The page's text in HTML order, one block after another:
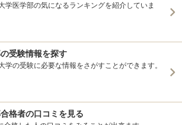
学医学部の気になるランキングを紹介していま
受験情報を探す
学の受験に必要な情報をさがすことができます。
格者の口コミを見る